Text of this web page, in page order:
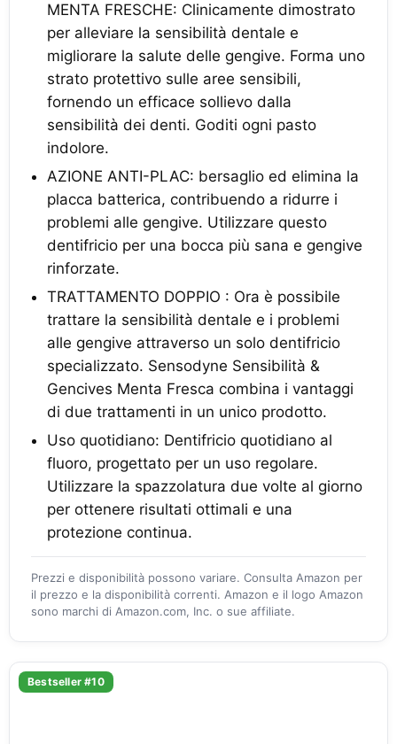
MENTA FRESCHE: Clinicamente dimostrato
per alleviare la sensibilità dentale e
migliorare la salute delle gengive. Forma uno
strato protettivo sulle aree sensibili,
fornendo un efficace sollievo dalla
sensibilità dei denti. Goditi ogni pasto
indolore.
AZIONE ANTI-PLAC: bersaglio ed elimina la
placca batterica, contribuendo a ridurre i
problemi alle gengive. Utilizzare questo
dentifricio per una bocca più sana e gengive
rinforzate.
TRATTAMENTO DOPPIO : Ora è possibile
trattare la sensibilità dentale e i problemi
alle gengive attraverso un solo dentifricio
specializzato. Sensodyne Sensibilità &
Gencives Menta Fresca combina i vantaggi
di due trattamenti in un unico prodotto.
Uso quotidiano: Dentifricio quotidiano al
fluoro, progettato per un uso regolare.
Utilizzare la spazzolatura due volte al giorno
per ottenere risultati ottimali e una
protezione continua.
Prezzi e disponibilità possono variare. Consulta Amazon per
il prezzo e la disponibilità correnti. Amazon e il logo Amazon
sono marchi di Amazon.com, Inc. o sue affiliate.
Bestseller #10